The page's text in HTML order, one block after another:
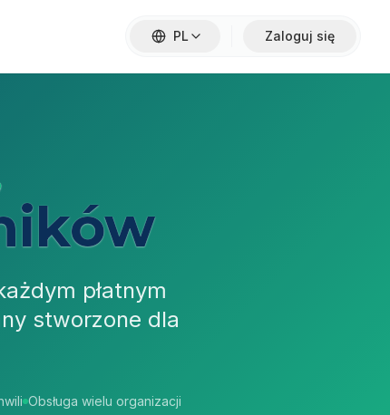
PL Zaloguj się
płatnym
stworzone dla
Obsługa wielu organizacji